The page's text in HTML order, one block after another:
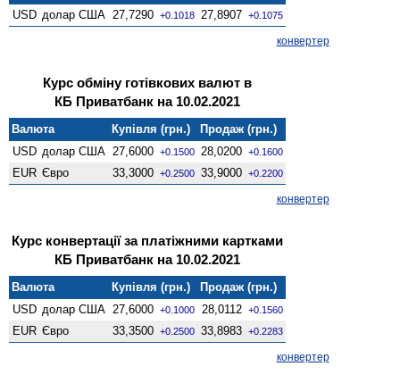
USD долар США 27,7290 +0.1018 27,8907 +0.1075
конвертер
Курс обміну готівкових валют в
КБ Приватбанк на 10.02.2021
Валюта Купівля (грн.)
Продаж (грн.)
USD долар США 27,6000 +0.1500 28,0200 +0.1600
EUR Євро 33,3000 +0.2500 33,9000 +0.2200
конвертер
Курс конвертації за платіжними картками
КБ Приватбанк на 10.02.2021
Валюта Купівля (грн.)
Продаж (грн.)
USD долар США 27,6000 +0.1000 28,0112 +0.1560
EUR Євро 33,3500 +0.2500 33,8983 +0.2283
конвертер